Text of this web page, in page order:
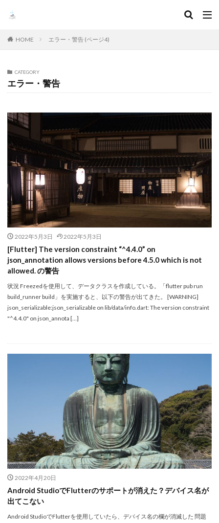
HOME エラー・警告 (ページ4)
CATEGORY
エラー・警告
2022年5月3日 2022年5月3日
[Flutter] The version constraint “^4.4.0” on
json_annotation allows versions before 4.5.0 which is not
allowed. の警告
状況 Freezedを使用して、データクラスを作成している。「flutter pub run
build_runner build」を実施すると、以下の警告が出てきた。 [WARNING]
json_serializable:json_serializable on lib/data/info.dart: The version constraint
"^4.4.0" on json_annota […]
2022年4月20日
Android StudioでFlutterのサポートが消えた？デバイス名が
出てこない
Android StudioでFlutterを使用していたら、デバイス名の欄が消滅した 問題